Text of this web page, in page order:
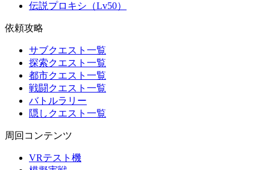
伝説プロキシ（Lv50）
依頼攻略
サブクエスト一覧
探索クエスト一覧
都市クエスト一覧
戦闘クエスト一覧
バトルラリー
隠しクエスト一覧
周回コンテンツ
VRテスト機